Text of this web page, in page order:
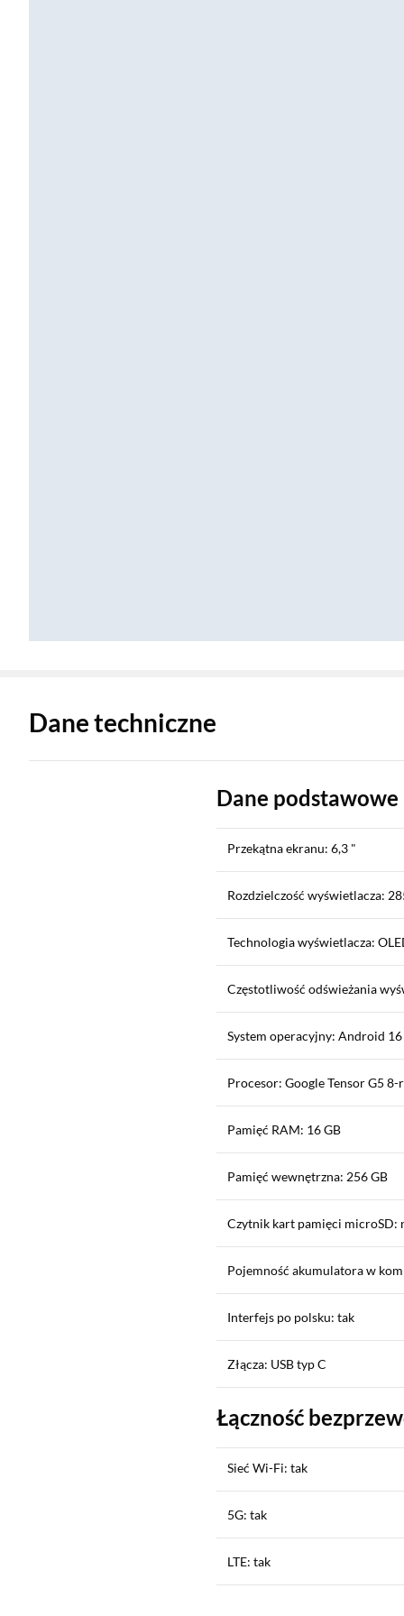
Dane techniczne
Dane podstawowe
Przekątna ekranu: 6,3 "
Rozdzielczość wyświetlacza:
Technologia wyświetlacza:
Częstotliwość odświeżania
System operacyjny: Android 16
Procesor: Google Tensor G5
Pamięć RAM: 16 GB
Pamięć wewnętrzna: 256 GB
Czytnik kart pamięci microSD:
Pojemność akumulatora w
Interfejs po polsku: tak
Złącza: USB typ C
Łączność
Sieć Wi-Fi: tak
5G: tak
LTE: tak